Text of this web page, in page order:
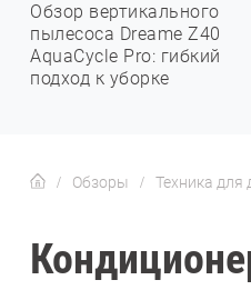
Обзор вертикального
пылесоса Dreame Z40
AquaCycle Pro: гибкий
подход к уборке
Обзоры Техника для